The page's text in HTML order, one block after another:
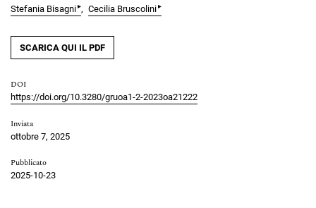
Stefania Bisagni▸ Cecilia Bruscolini▸
SCARICA QUI IL PDF
DOI
https://doi.org/10.3280/gruoa1-2-2023oa21222
Inviata
ottobre 7, 2025
Pubblicato
2025-10-23